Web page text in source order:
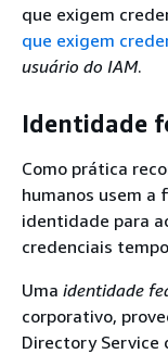
que exigem
que exigem
usuário do IAM.
Identidade
Como prática
humanos usem a
identidade para
credenciais
Uma identidade
corporativo,
Directory Service